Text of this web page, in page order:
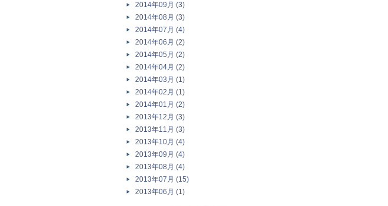
2014年09月 (3)
2014年08月 (3)
2014年07月 (4)
2014年06月 (2)
2014年05月 (2)
2014年04月 (2)
2014年03月 (1)
2014年02月 (1)
2014年01月 (2)
2013年12月 (3)
2013年11月 (3)
2013年10月 (4)
2013年09月 (4)
2013年08月 (4)
2013年07月 (15)
2013年06月 (1)